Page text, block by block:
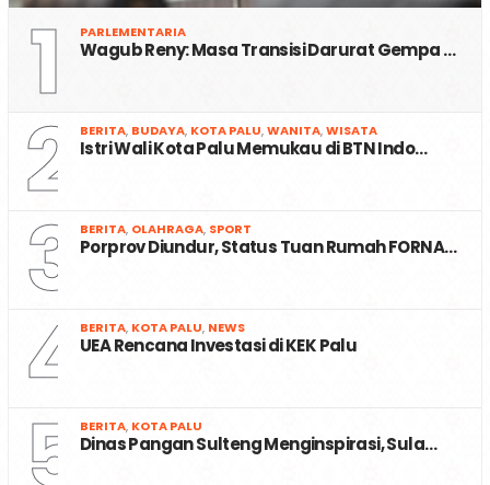
1 PARLEMENTARIA
Wagub Reny: Masa Transisi Darurat Gempa …
2 BERITA, BUDAYA, KOTA PALU,WANITA,WISATA
Istri Wali Kota Palu Memukau di BTN Indo…
3 BERITA, OLAHRAGA, SPORT
Porprov Diundur, Status Tuan Rumah FORNA…
4 BERITA, KOTA PALU, NEWS
UEA Rencana Investasi di KEK Palu
5 BERITA, KOTA PALU
Dinas Pangan Sulteng Menginspirasi, Sula…